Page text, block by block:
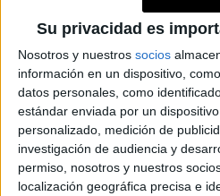
Su privacidad es
Nosotros y nuestros socios
información en un dispositivo,
datos personales, como
estándar enviada por un
personalizado, medición de
investigación de audiencia y
permiso, nosotros y nuestros
localización geográfica precisa e
Weekend
Look
Luz Mía
© Perfil.com 2006-2019 -
Registro de Propiedad